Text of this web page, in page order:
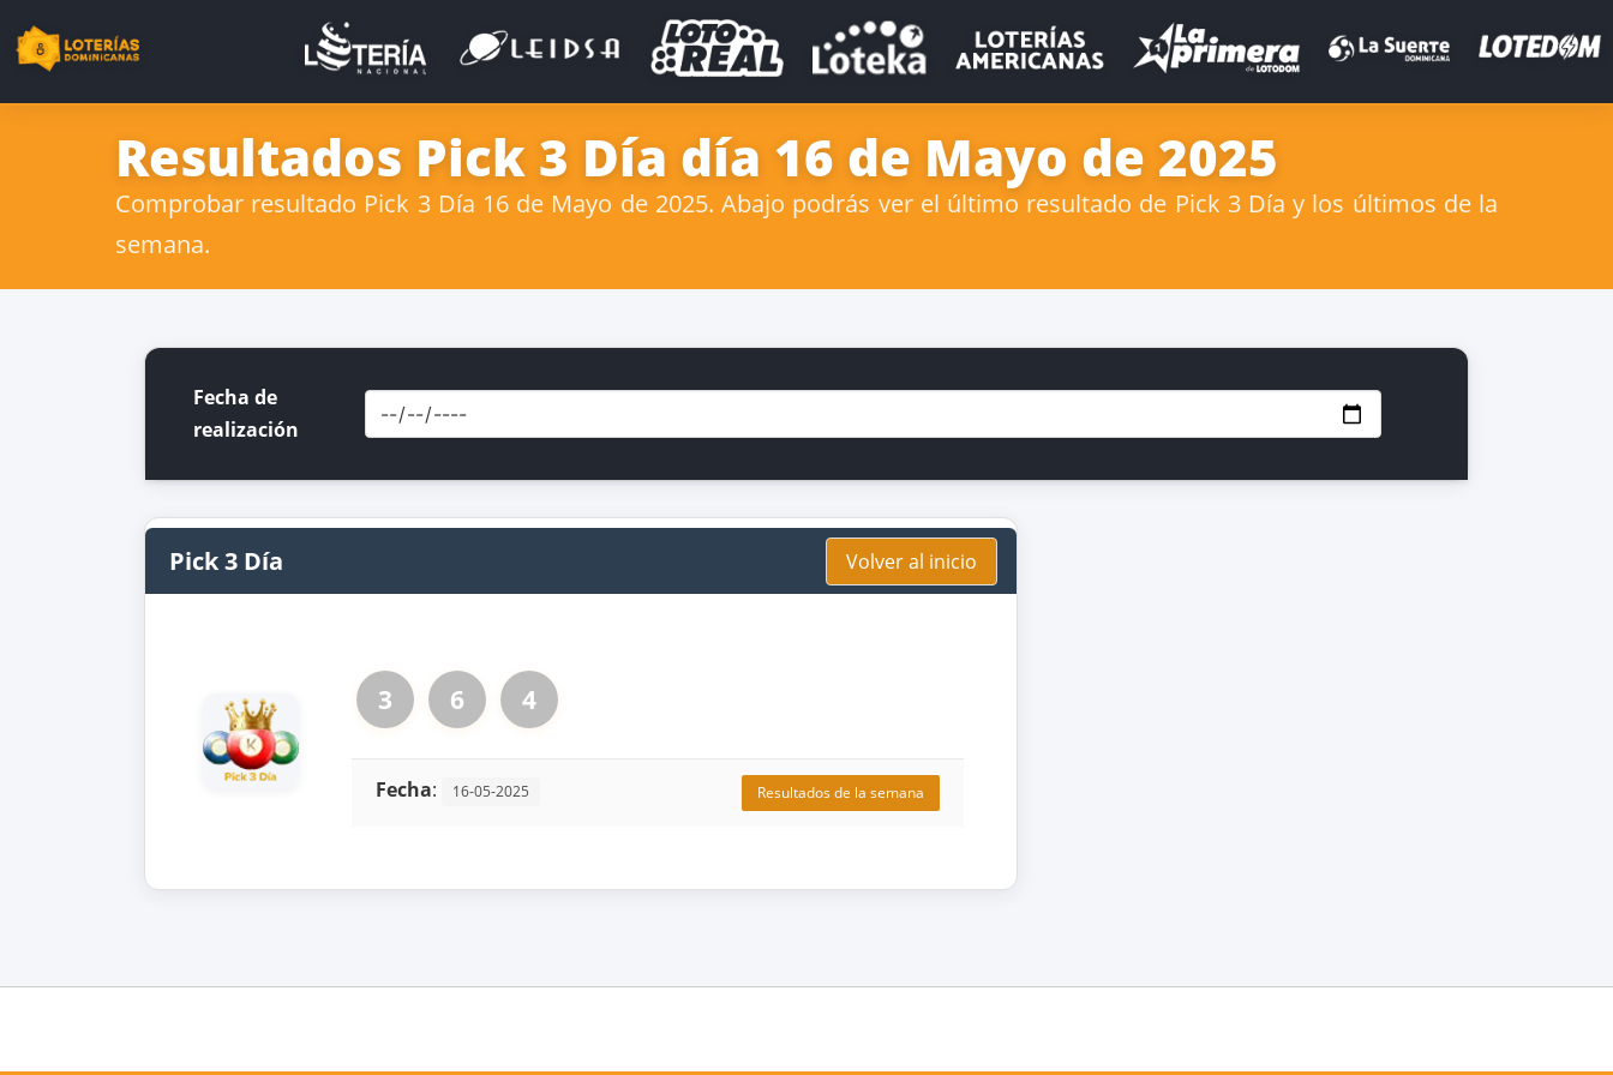
Resultados Pick 3 Día día 16 de Mayo de 2025
Comprobar resultado Pick 3 Día 16 de Mayo de 2025. Abajo podrás ver el último resultado de Pick 3 Día y los últimos de la
semana.
Fecha de
realización
Pick 3 Día Volver al inicio
3 6 4
Fecha: 16-05-2025 Resultados de la semana